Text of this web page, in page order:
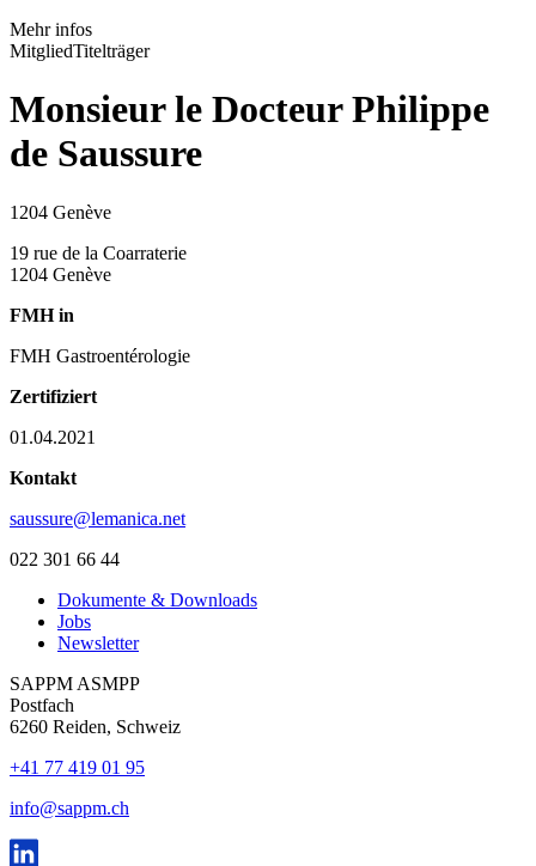
Mehr infos
MitgliedTitelträger
Monsieur le Docteur Philippe
de Saussure
1204 Genève
19 rue de la Coarraterie
1204 Genève
FMH in
FMH Gastroentérologie
Zertifiziert
01.04.2021
Kontakt
saussure@lemanica.net
022 301 66 44
Dokumente & Downloads
Jobs
Newsletter
SAPPM ASMPP
Postfach
6260 Reiden, Schweiz
+41 77 419 01 95
info@sappm.ch